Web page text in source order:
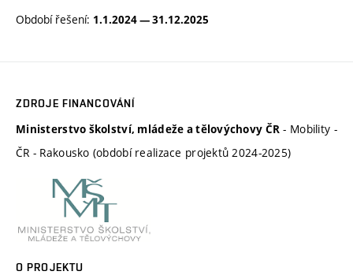
Období řešení: 1.1.2024 — 31.12.2025
ZDROJE FINANCOVÁNÍ
Ministerstvo školství, mládeže a tělovýchovy ČR - Mobility -
ČR - Rakousko (období realizace projektů 2024-2025)
O PROJEKTU